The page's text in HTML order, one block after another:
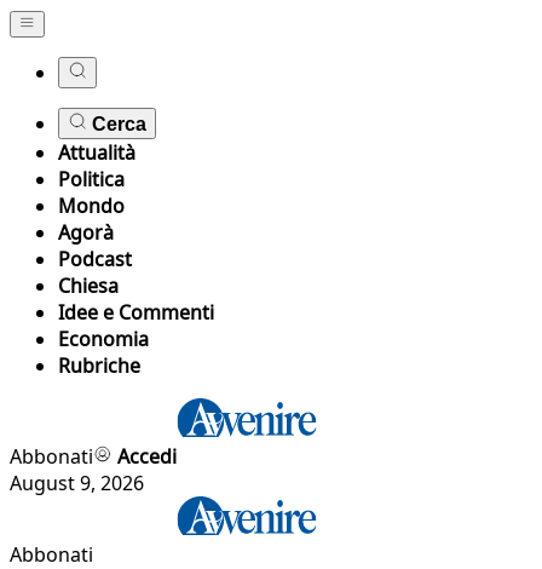
Cerca
Attualità
Politica
Mondo
Agorà
Podcast
Chiesa
Idee e Commenti
Economia
Rubriche
Abbonati
Accedi
August 9, 2026
Abbonati